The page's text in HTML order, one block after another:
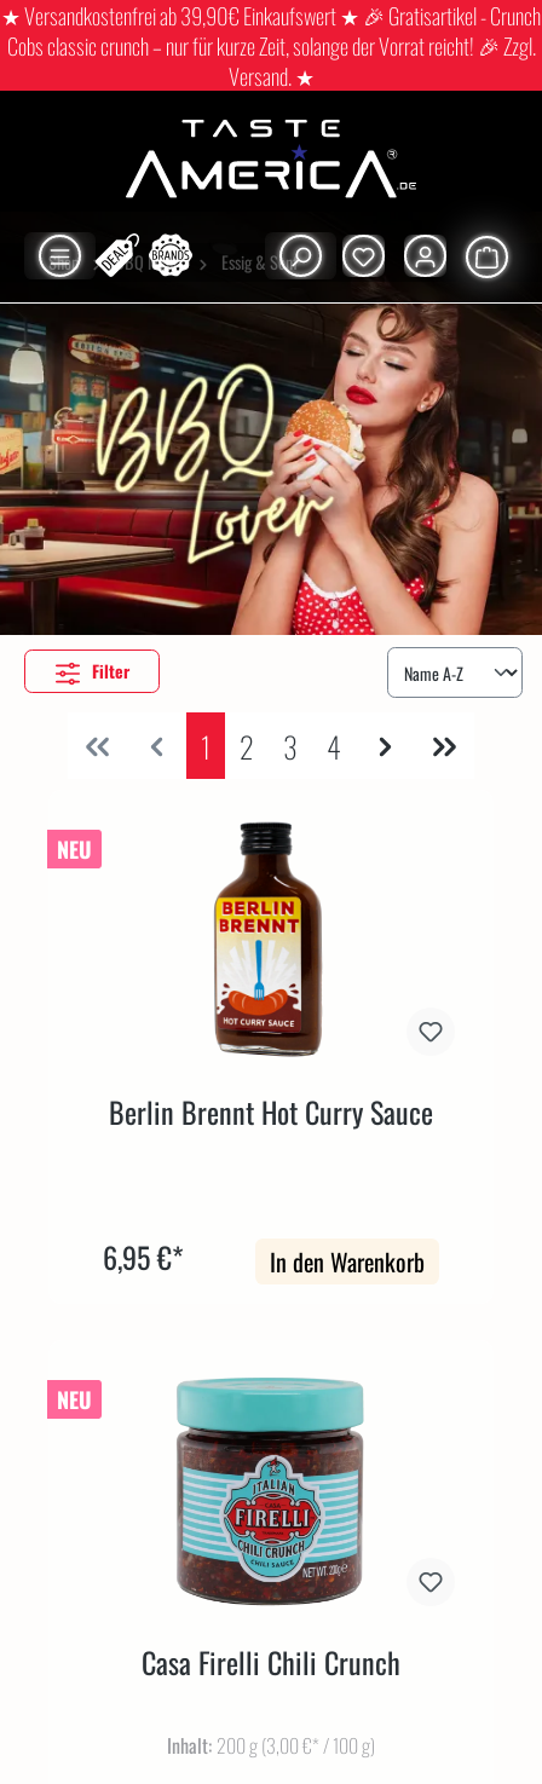
★ Versandkostenfrei ab 39,90€ Einkaufswert ★ 🎉 Gratisartikel - Crunch
Cobs classic crunch – nur für kurze Zeit, solange der Vorrat reicht! 🎉 Zzgl.
Versand. ★
Shop BBQ lovers Essig & Senf
Filter
1 2 3 4
NEU
Berlin Brennt Hot Curry Sauce
6,95 €* In den Warenkorb
NEU
Casa Firelli Chili Crunch
Inhalt: 200 g(3,00 €* / 100 g)